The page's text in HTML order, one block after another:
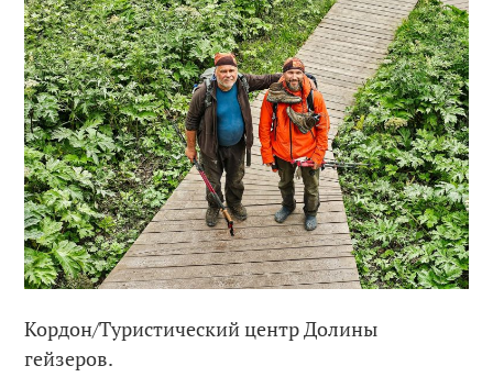
Кордон/Туристический центр Долины
гейзеров.